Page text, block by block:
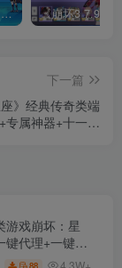
[一键安装] 【转载】原神3.4真端服务端+源码+配套客户端+详尽说明+GM工具+源码说明文件
下一篇
座》经典传奇类端
专属神器+十一大
游戏崩坏：星
键代理+一键启
88 4.3W+